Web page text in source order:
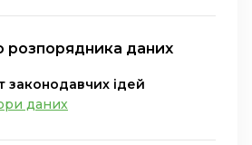
розпорядника даних
законодавчих ідей
даних